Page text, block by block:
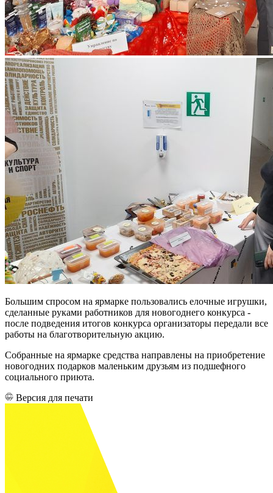
Большим спросом на ярмарке пользовались елочные игрушки,
сделанные руками работников для новогоднего конкурса -
после подведения итогов конкурса организаторы передали все
работы на благотворительную акцию.
Собранные на ярмарке средства направлены на приобретение
новогодних подарков маленьким друзьям из подшефного
социального приюта.
Версия для печати